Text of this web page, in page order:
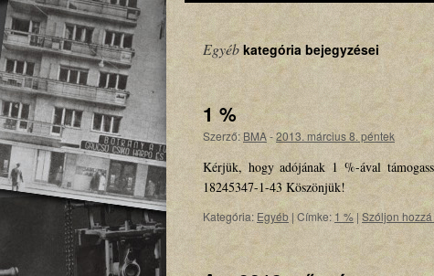
Egyébkategória bejegyzései
1 %
Szerző: BMA-2013. március 8. péntek
Kérjük, hogy adójának 1 %-ával
18245347-1-43 Köszönjük!
Kategória: Egyéb | Címke: 1 % | Szóljon